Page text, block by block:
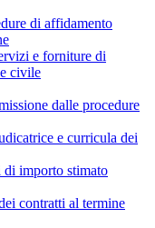
di affidamento
e forniture di
civile
dalle procedure
e curricula dei
di importo stimato
contratti al termine